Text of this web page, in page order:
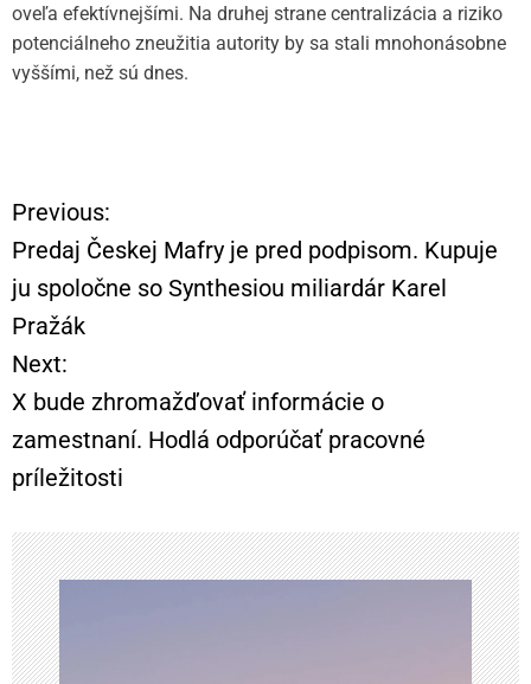
oveľa efektívnejšími. Na druhej strane centralizácia a riziko
potenciálneho zneužitia autority by sa stali mnohonásobne
vyššími, než sú dnes.
N
a
v
i
g
á
c
i
a
Previous:
Predaj Českej Mafry je pred podpisom. Kupuje
ju spoločne so Synthesiou miliardár Karel
Pražák
Next:
X bude zhromažďovať informácie o
zamestnaní. Hodlá odporúčať pracovné
príležitosti